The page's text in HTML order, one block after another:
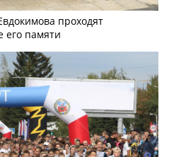
проходят
его памяти